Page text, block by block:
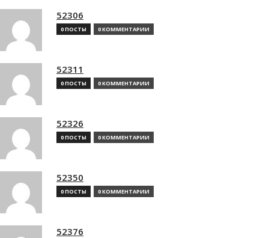
52306
0 ПОСТЫ 0 КОММЕНТАРИИ
52311
0 ПОСТЫ 0 КОММЕНТАРИИ
52326
0 ПОСТЫ 0 КОММЕНТАРИИ
52350
0 ПОСТЫ 0 КОММЕНТАРИИ
52376